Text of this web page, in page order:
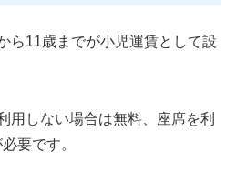
ら11歳までが小児運賃として設
用しない場合は無料、座席を利
要です。